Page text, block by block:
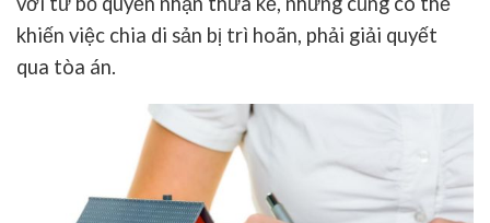
khiến việc chia di sản bị trì hoãn, phải giải quyết
qua tòa án.